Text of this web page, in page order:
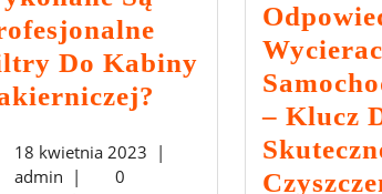
Do Kabiny
Wykonane
18 kwietnia 2023 18|
admin admin
|
0
– Klucz